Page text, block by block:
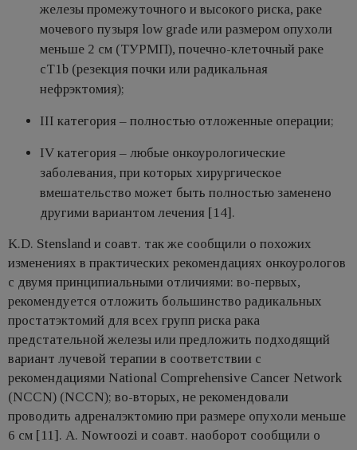
железы промежуточного и высокого риска, раке
мочевого пузыря low grade или размером опухоли
меньше 2 см (ТУРМП), почечно-клеточный раке
cT1b (резекция почки или радикальная
нефрэктомия);
III категория – полностью отложенные операции;
IV категория – любые онкоурологические
заболевания, при которых хирургическое
вмешательство может быть полностью заменено
другими вариантом лечения [14].
K.D. Stensland и соавт. так же сообщили о похожих
изменениях в практических рекомендациях онкоурологов
с двумя принципиальными отличиями: во-первых,
рекомендуется отложить большинство радикальных
простатэктомий для всех групп риска рака
предстательной железы или предложить подходящий
вариант лучевой терапии в соответствии с
рекомендациями National Comprehensive Cancer Network
(NCCN) (NCCN); во-вторых, не рекомендовали
проводить адреналэктомию при размере опухоли меньше
6 см [11]. A. Nowroozi и соавт. наоборот сообщили о